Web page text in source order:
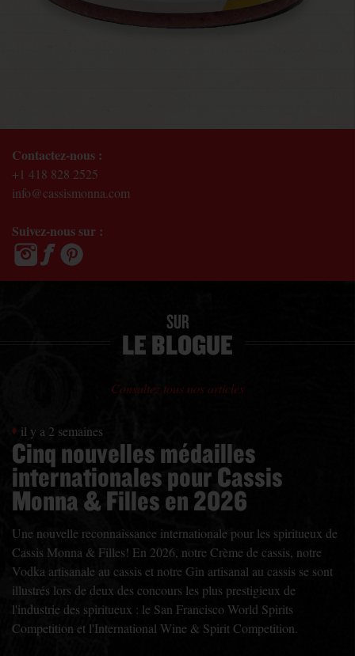
Contactez-nous :
+1 418 828 2525
info@cassismonna.com
Suivez-nous sur :
SUR
LE BLOGUE
Consultez tous nos articles
il y a 2 semaines
Cinq nouvelles médailles
internationales pour Cassis
Monna & Filles en 2026
Une nouvelle reconnaissance internationale pour les spiritueux de
Cassis Monna & Filles! En 2026, notre Crème de cassis, notre
Vodka artisanale au cassis et notre Gin artisanal au cassis se sont
illustrés lors de deux des concours les plus prestigieux de
l'industrie des spiritueux : le San Francisco World Spirits
Competition et l'International Wine & Spirit Competition.